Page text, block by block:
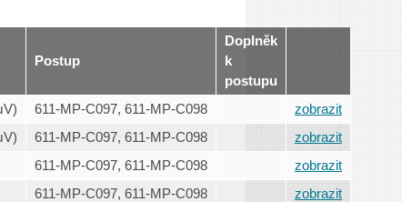
Postup
Doplněk
k
postupu
611-MP-C097, 611-MP-C098
zobrazit
611-MP-C097, 611-MP-C098
zobrazit
611-MP-C097, 611-MP-C098
zobrazit
611-MP-C097, 611-MP-C098
zobrazit